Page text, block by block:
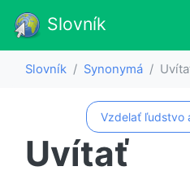
Slovník
Slovník Synonymá
Vzdelať ľudstvo
Uvítať